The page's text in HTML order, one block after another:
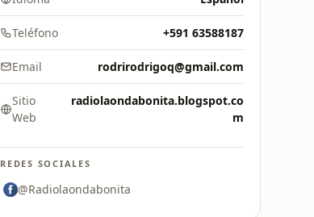
Teléfono +591 63588187
Email rodrirodrigoq@gmail.com
Sitio
Web
radiolaondabonita.blogspot.co
m
REDES SOCIALES
@Radiolaondabonita